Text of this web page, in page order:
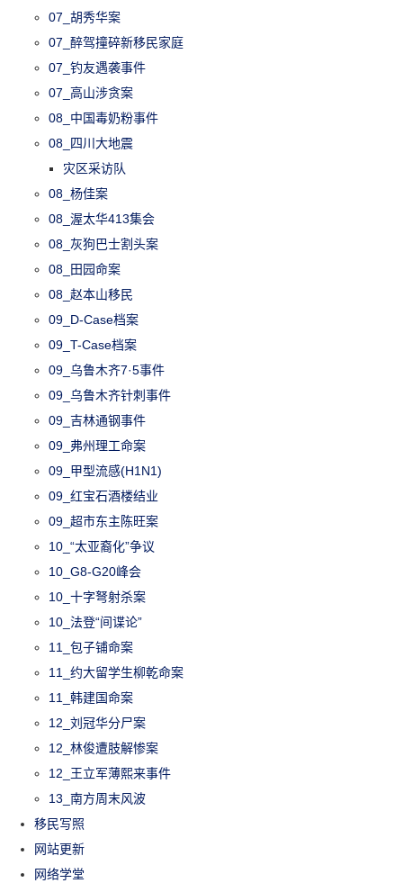
07_胡秀华案
07_醉驾撞碎新移民家庭
07_钓友遇袭事件
07_高山涉贪案
08_中国毒奶粉事件
08_四川大地震
灾区采访队
08_杨佳案
08_渥太华413集会
08_灰狗巴士割头案
08_田园命案
08_赵本山移民
09_D-Case档案
09_T-Case档案
09_乌鲁木齐7·5事件
09_乌鲁木齐针刺事件
09_吉林通钢事件
09_弗州理工命案
09_甲型流感(H1N1)
09_红宝石酒楼结业
09_超市东主陈旺案
10_“太亚裔化”争议
10_G8-G20峰会
10_十字弩射杀案
10_法登“间谍论”
11_包子铺命案
11_约大留学生柳乾命案
11_韩建国命案
12_刘冠华分尸案
12_林俊遭肢解惨案
12_王立军薄熙来事件
13_南方周末风波
移民写照
网站更新
网络学堂